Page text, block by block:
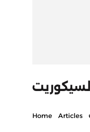
Home Articles